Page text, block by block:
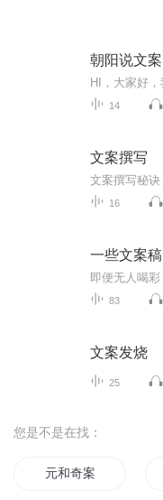
朝阳说文案
14
文案撰写
文案撰写秘
16
一些文案稿
83
文案发烧
25
您是不是在找：
元和奇案